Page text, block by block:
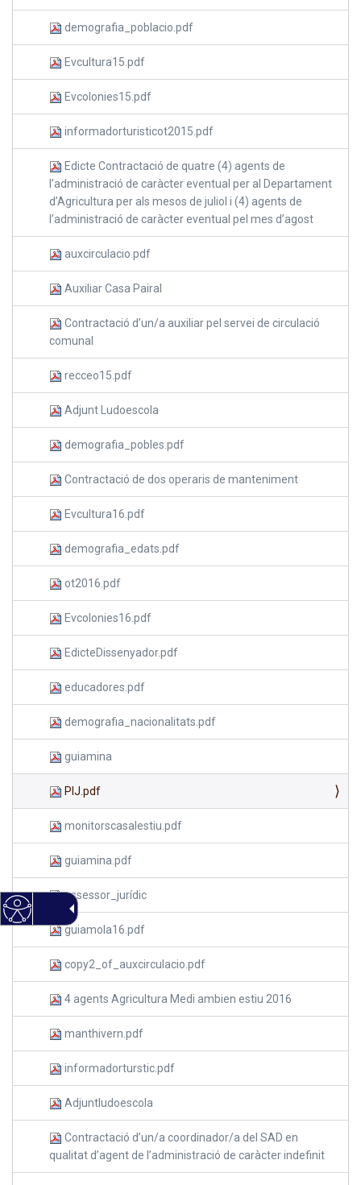
demografia_poblacio.pdf
Evcultura15.pdf
Evcolonies15.pdf
informadorturisticot2015.pdf
Edicte Contractació de quatre (4) agents de
l’administració de caràcter eventual per al Departament
d’Agricultura per als mesos de juliol i (4) agents de
l’administració de caràcter eventual pel mes d’agost
auxcirculacio.pdf
Auxiliar Casa Pairal
Contractació d’un/a auxiliar pel servei de circulació
comunal
recceo15.pdf
Adjunt Ludoescola
demografia_pobles.pdf
Contractació de dos operaris de manteniment
Evcultura16.pdf
demografia_edats.pdf
ot2016.pdf
Evcolonies16.pdf
EdicteDissenyador.pdf
educadores.pdf
demografia_nacionalitats.pdf
guiamina
PIJ.pdf
monitorscasalestiu.pdf
guiamina.pdf
assessor_jurídic
guiamola16.pdf
copy2_of_auxcirculacio.pdf
4 agents Agricultura Medi ambien estiu 2016
manthivern.pdf
informadorturstic.pdf
Adjuntludoescola
Contractació d’un/a coordinador/a del SAD en
qualitat d’agent de l’administració de caràcter indefinit